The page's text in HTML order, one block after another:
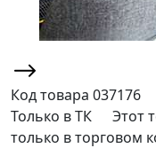
Код товара 037176
Только в ТК
Этот
только в торговом